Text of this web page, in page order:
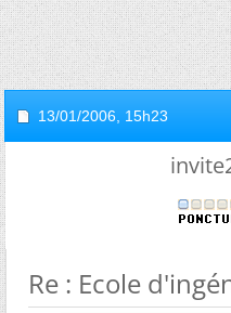
13/01/2006, 15h23
Re : Ecole